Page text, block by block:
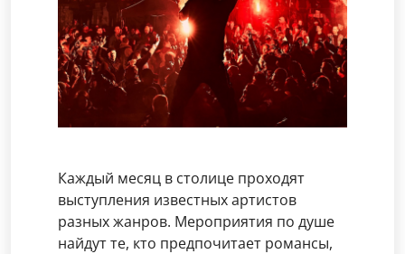
Каждый месяц в столице проходят
выступления известных артистов
разных жанров. Мероприятия по душе
найдут те, кто предпочитает романсы,